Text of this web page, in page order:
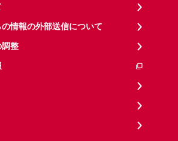
情報の外部送信について
調整